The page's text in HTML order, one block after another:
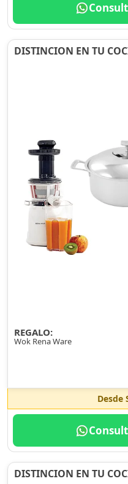
DISTINCION EN TU
REGALO:
Wok Rena Ware
Desde
DISTINCION EN TU